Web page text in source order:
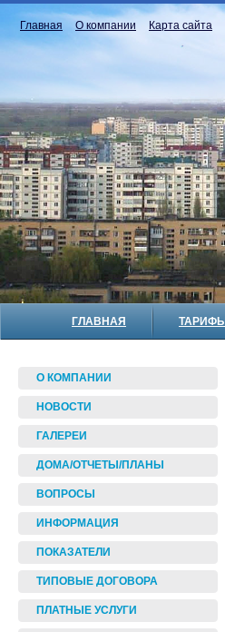
Главная О компании Карта сайта
ГЛАВНАЯ ТАРИФЫ
О КОМПАНИИ
НОВОСТИ
ГАЛЕРЕИ
ДОМА/ОТЧЕТЫ/ПЛАНЫ
ВОПРОСЫ
ИНФОРМАЦИЯ
ПОКАЗАТЕЛИ
ТИПОВЫЕ ДОГОВОРА
ПЛАТНЫЕ УСЛУГИ